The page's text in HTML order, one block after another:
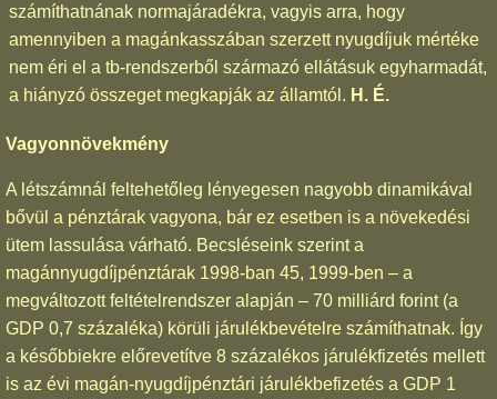
számíthatnának normajáradékra, vagyis arra, hogy
amennyiben a magánkasszában szerzett nyugdíjuk mértéke
nem éri el a tb-rendszerből származó ellátásuk egyharmadát,
a hiányzó összeget megkapják az államtól. H. É.
Vagyonnövekmény
A létszámnál feltehetőleg lényegesen nagyobb dinamikával
bővül a pénztárak vagyona, bár ez esetben is a növekedési
ütem lassulása várható. Becsléseink szerint a
magánnyugdíjpénztárak 1998-ban 45, 1999-ben – a
megváltozott feltételrendszer alapján – 70 milliárd forint (a
GDP 0,7 százaléka) körüli járulékbevételre számíthatnak. Így
a későbbiekre előrevetítve 8 százalékos járulékfizetés mellett
is az évi magán-nyugdíjpénztári járulékbefizetés a GDP 1